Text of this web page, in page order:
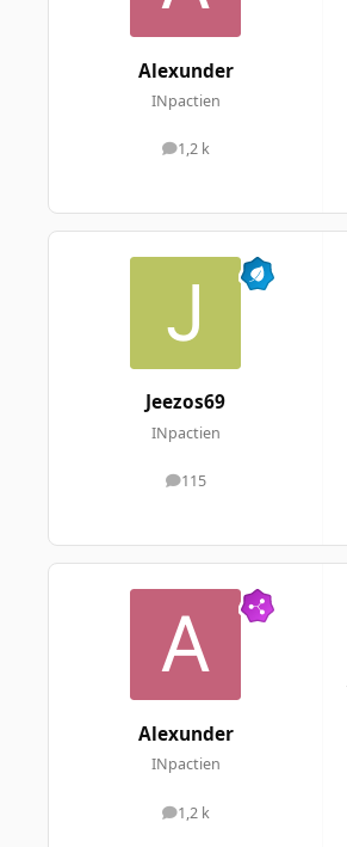
Alexunder
INpactien
1,2 k
messages
Jeezos69
INpactien
115
messages
Alexunder
INpactien
1,2 k
messages